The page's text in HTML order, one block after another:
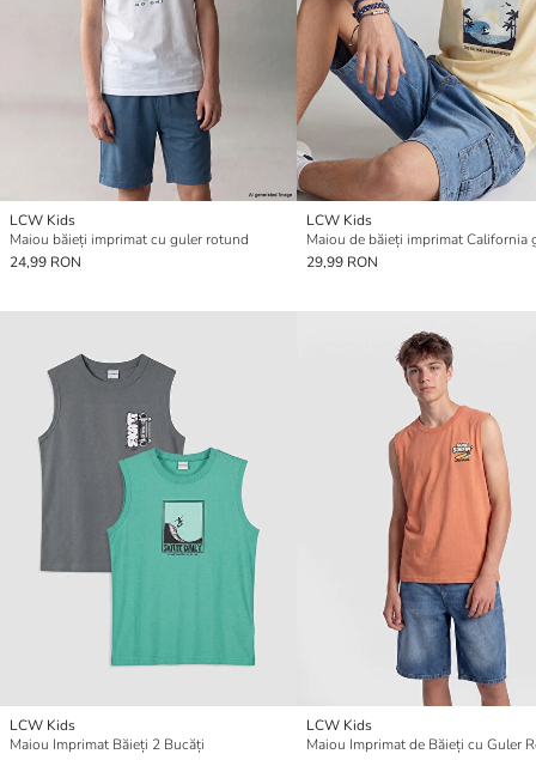
LCW Kids
Maiou băieți imprimat cu guler rotund
24,99 RON
LCW Kids
29,99 RON
LCW Kids
Maiou Imprimat Băieți 2 Bucăți
LCW Kids
Maiou Imprimat de Băieți cu Guler